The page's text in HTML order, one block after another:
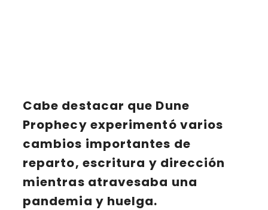
Cabe destacar que Dune
Prophecy experimentó varios
cambios importantes de
reparto, escritura y dirección
mientras atravesaba una
pandemia y huelga.